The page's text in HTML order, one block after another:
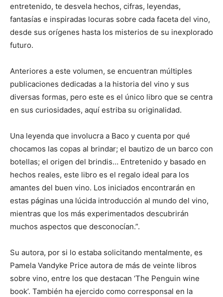
entretenido, te desvela hechos, cifras, leyendas,
fantasías e inspiradas locuras sobre cada faceta del vino,
desde sus orígenes hasta los misterios de su inexplorado
futuro.
Anteriores a este volumen, se encuentran múltiples
publicaciones dedicadas a la historia del vino y sus
diversas formas, pero este es el único libro que se centra
en sus curiosidades, aquí estriba su originalidad.
Una leyenda que involucra a Baco y cuenta por qué
chocamos las copas al brindar; el bautizo de un barco con
botellas; el origen del brindis… Entretenido y basado en
hechos reales, este libro es el regalo ideal para los
amantes del buen vino. Los iniciados encontrarán en
estas páginas una lúcida introducción al mundo del vino,
mientras que los más experimentados descubrirán
muchos aspectos que desconocían.”.
Su autora, por si lo estaba solicitando mentalmente, es
Pamela Vandyke Price autora de más de veinte libros
sobre vino, entre los que destacan ‘The Penguin wine
book’. También ha ejercido como corresponsal en la